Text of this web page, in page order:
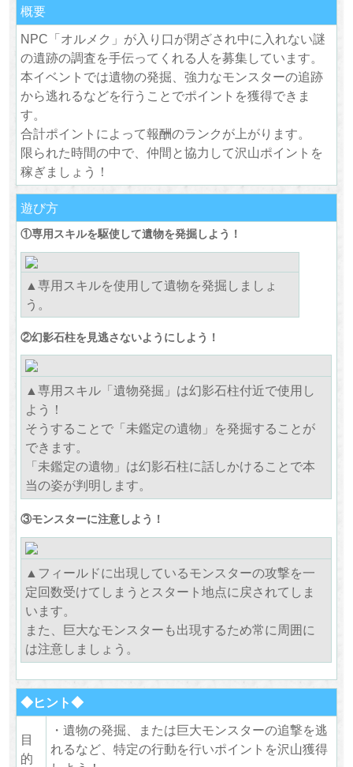
概要
NPC「オルメク」が入り口が閉ざされ中に入れない謎
の遺跡の調査を手伝ってくれる人を募集しています。
本イベントでは遺物の発掘、強力なモンスターの追跡
から逃れるなどを行うことでポイントを獲得できま
す。
合計ポイントによって報酬のランクが上がります。
限られた時間の中で、仲間と協力して沢山ポイントを
稼ぎましょう！
遊び方
①専用スキルを駆使して遺物を発掘しよう！
▲専用スキルを使用して遺物を発掘しましょ
う。
②幻影石柱を見逃さないようにしよう！
▲専用スキル「遺物発掘」は幻影石柱付近で使用し
よう！
そうすることで「未鑑定の遺物」を発掘することが
できます。
「未鑑定の遺物」は幻影石柱に話しかけることで本
当の姿が判明します。
③モンスターに注意しよう！
▲フィールドに出現しているモンスターの攻撃を一
定回数受けてしまうとスタート地点に戻されてしま
います。
また、巨大なモンスターも出現するため常に周囲に
は注意しましょう。
◆ヒント◆
目
的
・遺物の発掘、または巨大モンスターの追撃を逃
れるなど、特定の行動を行いポイントを沢山獲得